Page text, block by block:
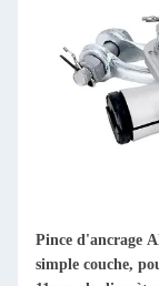
Pince d'ancrage
simple couche,